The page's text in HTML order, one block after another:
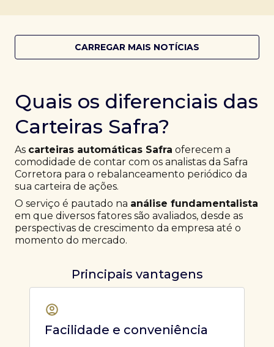
CARREGAR MAIS NOTÍCIAS
Quais os diferenciais das
Carteiras Safra?
As carteiras automáticas Safra oferecem a
comodidade de contar com os analistas da Safra
Corretora para o rebalanceamento periódico da
sua carteira de ações.
O serviço é pautado na análise fundamentalista
em que diversos fatores são avaliados, desde as
perspectivas de crescimento da empresa até o
momento do mercado.
Principais vantagens
Facilidade e conveniência